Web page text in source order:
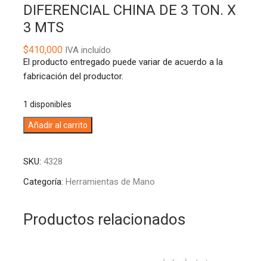
DIFERENCIAL CHINA DE 3 TON. X
3 MTS
$410,000IVA incluído
El producto entregado puede variar de acuerdo a la
fabricación del productor.
1 disponibles
DIFERENCIAL
3
TON.
MTS
Añadir al carrito
r
t
SKU: 4328
Categoría: Herramientas de Mano
Productos relacionados